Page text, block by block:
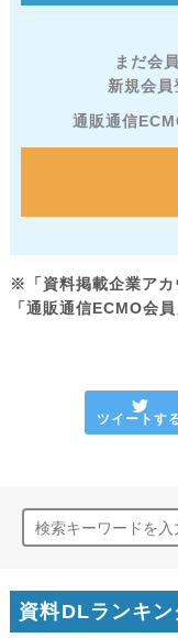
まだ会
新規会員
通販通信
※「資料掲載企業アカ
「通販通信ECMO会
ツイートす
資料DLランキン